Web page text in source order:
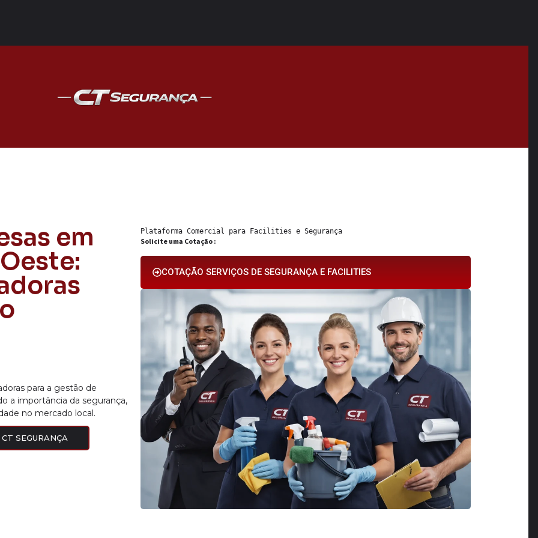
em
para a gestão de
a importância da segurança,
no mercado local.
SEGURANÇA
Plataforma Comercial para Facilities e Segurança
Solicite uma Cotação :
COTAÇÃO SERVIÇOS DE SEGURANÇA E FACILITIES